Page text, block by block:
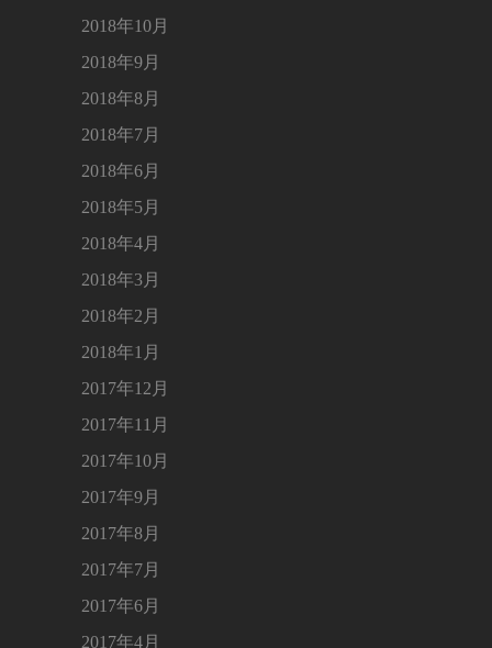
2018年10月
2018年9月
2018年8月
2018年7月
2018年6月
2018年5月
2018年4月
2018年3月
2018年2月
2018年1月
2017年12月
2017年11月
2017年10月
2017年9月
2017年8月
2017年7月
2017年6月
2017年4月